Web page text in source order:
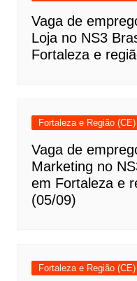
Vaga de
Loja no NS3
Fortaleza e
Fortaleza e Região (CE)
Vaga de
Marketing no
em Fortaleza e
(05/09)
Fortaleza e Região (CE)